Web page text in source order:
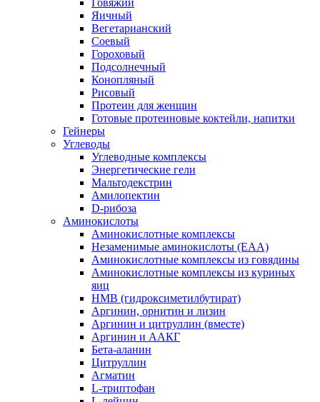
Говяжий
Яичный
Вегетарианский
Соевый
Гороховый
Подсолнечный
Конопляный
Рисовый
Протеин для женщин
Готовые протеиновые коктейли, напитки
Гейнеры
Углеводы
Углеводные комплексы
Энергетические гели
Мальтодекстрин
Амилопектин
D-рибоза
Аминокислоты
Аминокислотные комплексы
Незаменимые аминокислоты (EAA)
Аминокислотные комплексы из говядины
Аминокислотные комплексы из куриных
яиц
HMB (гидроксиметилбутират)
Аргинин, орнитин и лизин
Аргинин и цитруллин (вместе)
Аргинин и ААКГ
Бета-аланин
Цитруллин
Агматин
L-триптофан